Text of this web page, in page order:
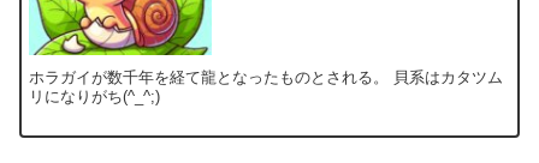
ホラガイが数千年を経て龍となったものとされる。 貝系はカタツム
リになりがち(^_^;)